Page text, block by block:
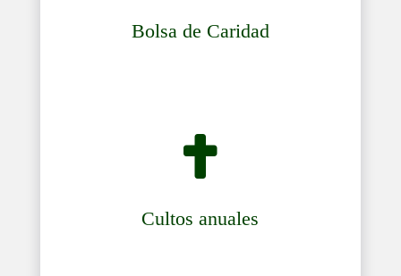
Bolsa de Caridad

Cultos anuales